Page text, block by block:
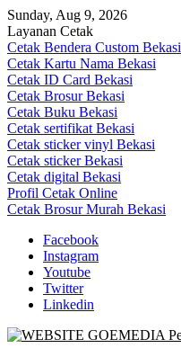
Skip
to
content
Sunday, Aug 9, 2026
Layanan Cetak
Cetak Bendera Custom Bekasi
Cetak Kartu Nama Bekasi
Cetak ID Card Bekasi
Cetak Brosur Bekasi
Cetak Buku Bekasi
Cetak sertifikat Bekasi
Cetak sticker vinyl Bekasi
Cetak sticker Bekasi
Cetak digital Bekasi
Profil Cetak Online
Cetak Brosur Murah Bekasi
Facebook
Instagram
Youtube
Twitter
Linkedin